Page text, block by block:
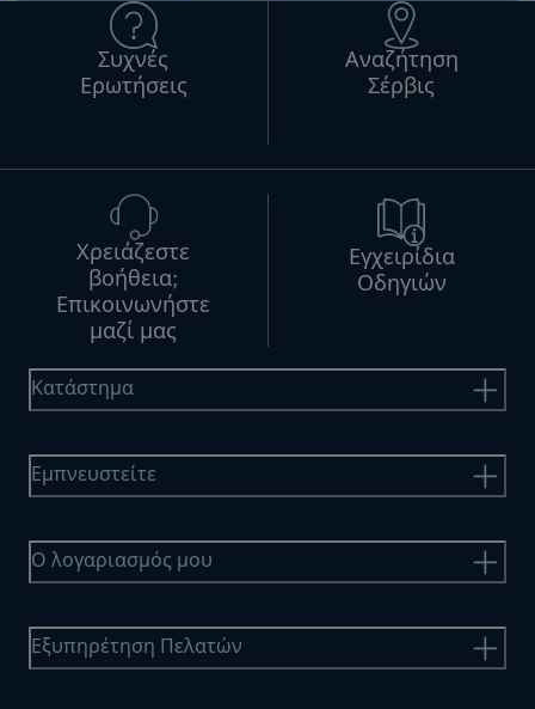
Συχνές
Ερωτήσεις
Αναζήτηση
Σέρβις
Χρειάζεστε
βοήθεια;
Επικοινωνήστε
μαζί μας
Εγχειρίδια
Οδηγιών
Κατάστημα
Εμπνευστείτε
Ο λογαριασμός μου
Εξυπηρέτηση Πελατών